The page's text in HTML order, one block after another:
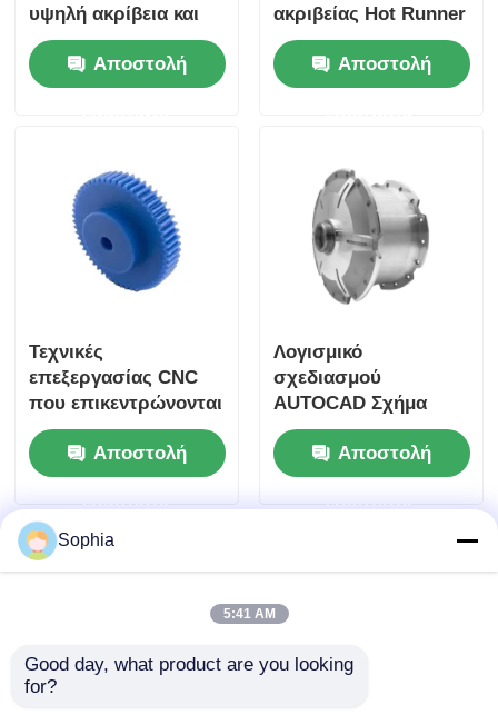
υψηλή ακρίβεια και
ανοχή +/- 0,01 mm για
εφαρμογές
αυτοκινήτων
Αποστολή
ακριβείας Hot Runner
Δημιουργήθηκε με
λογισμικό AUTOCAD
προσφέροντας
απόδοση παραγωγής
μηχανημάτων
Αποστολή
Τεχνικές
επεξεργασίας CNC
που επικεντρώνονται
στην επίτευξη
στενών ανοχής και
ομαλής επιφάνειας
Αποστολή
ερώτησης
Λογισμικό
σχεδιασμού
AUTOCAD Σχήμα
εργαλείων
σχεδιασμένο με
πολλαπλή κοιλότητα
Cold Runner
εργαλείων
Αποστολή
ερώτησης
Sophia
5:41 AM
Good day, what product are you looking
for?